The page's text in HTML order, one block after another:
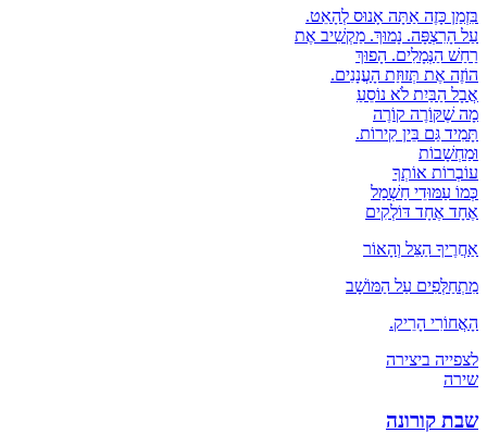
בִּזְמַן כָּזֶה אַתָּה אָנוּס לְהָאֵט.
עַל הָרִצְפָּה. נָמוּךְ. מַקְשִׁיב אֶת
רַחַשׁ הַנְּמָלִים. הָפוּךְ
הוֹזֶה אֶת תְּזוּזַת הָעֲנָנִים.
אֲבָל הַבַּיִת לֹא נוֹסֵעַ
מָה שֶׁקּוֹרֶה קוֹרֶה
תָּמִיד גַּם בֵּין קִירוֹת.
וּמַחְשָׁבוֹת
עוֹבְרוֹת אוֹתְךָ
כְּמוֹ עַמּוּדֵי חַשְׁמַל
אֶחָד אֶחָד דּוֹלְקִים
אַחֲרֶיךָ הַצֵּל וְהָאוֹר
מִתְחַלְּפִים עַל הַמּוֹשָׁב
הָאֲחוֹרִי הָרֵיק.
לצפייה ביצירה
שירה
שבת קורונה